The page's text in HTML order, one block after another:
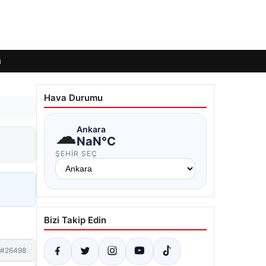
#26498
Hava Durumu
☁Ankara
NaN°C
ŞEHIR SEÇ
Bizi Takip Edin